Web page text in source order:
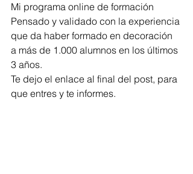
Mi programa online de formación
Pensado y validado con la experiencia
que da haber formado en decoración
a más de 1.000 alumnos en los últimos
3 años.
Te dejo el enlace al final del post, para
que entres y te informes.